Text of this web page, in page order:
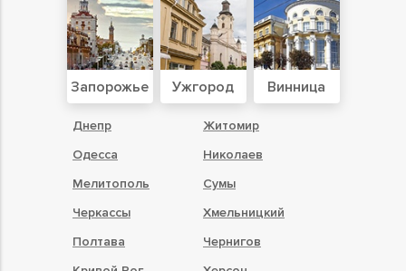
Запорожье Ужгород Винница
Днепр
Житомир
Одесса
Николаев
Мелитополь
Сумы
Черкассы
Хмельницкий
Полтава
Чернигов